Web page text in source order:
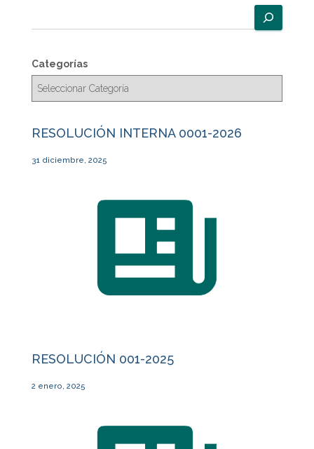
u
c
a
Categorías
RESOLUCIÓN INTERNA 0001-2026
31 diciembre, 2025
RESOLUCIÓN 001-2025
2 enero, 2025